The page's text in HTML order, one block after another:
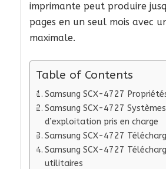
imprimante peut produire
pages en un seul mois avec
maximale.
Table of Contents
Samsung SCX-4727
Samsung SCX-4727 Systèmes
d’exploitation pris en charge
Samsung SCX-4727
Samsung SCX-4727
utilitaires